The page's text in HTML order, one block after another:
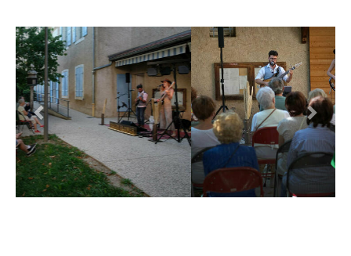
Previous Next